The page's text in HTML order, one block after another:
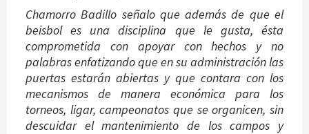
Chamorro Badillo señalo que además de que el
beisbol es una disciplina que le gusta, ésta
comprometida con apoyar con hechos y no
palabras enfatizando que en su administración las
puertas estarán abiertas y que contara con los
mecanismos de manera económica para los
torneos, ligar, campeonatos que se organicen, sin
descuidar el mantenimiento de los campos y